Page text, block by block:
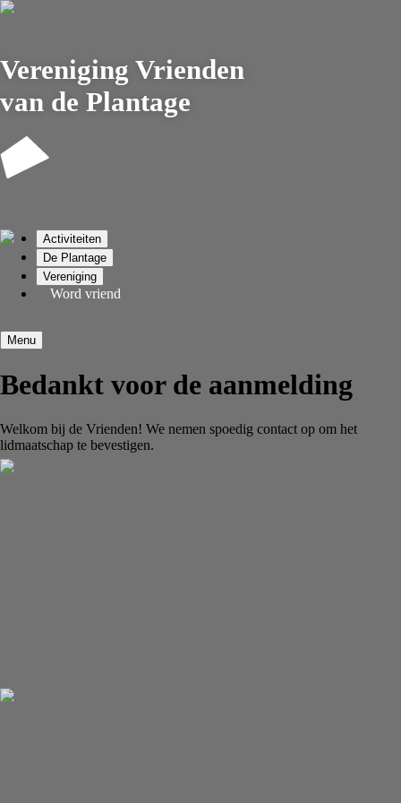
Vereniging Vrienden
van de Plantage
Activiteiten
De Plantage
Vereniging
Word vriend
Menu
Bedankt voor de aanmelding
Welkom bij de Vrienden! We nemen spoedig contact op om het
lidmaatschap te bevestigen.